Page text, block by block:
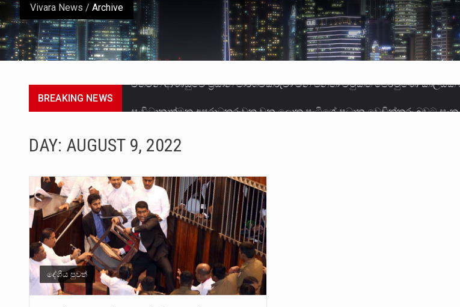
Vivara News / Archive
BREAKING NEWS
බන්ධනාගාර රැදවියන් 1,021 දෙනෙකු ඉකුත් වසර පහක කාලය තුලදී (2020
මහර බන්ධනාගාරයේ අද ඇතිවූ සිද්ධියෙන් තුවාල ලැබූ බව කියන රැඳවියන්
අගෝස්තු මස දෙවන ඉරිදා ලිට් රූම් සූම් සංවාදය පැවැත්වෙන්නේ "කතා කරන
ලාල් කාන්ත ඇමතිවරයා අධිකරණ විනිශ්චයකාරවරුන්ගේ විශ්‍රාම යෑමේ වයස
හිටපු පොලිස්පති පූජිත් ජයසුන්දරට සහ හිටපු ආරක්ෂක අමාත්‍යංශ ලේකම්
පසුගිය මැයි මස 31 දිනෙන් අවසන් වූ වසර තුළ ලොව පුරා විවිධ තනතුරු නාම
DAY: AUGUST 9, 2022
දේශීය පුවත්